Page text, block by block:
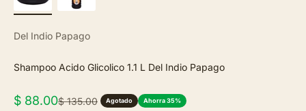
Del Indio Papago
Shampoo Acido Glicolico 1.1 L Del Indio Papago
Precio de oferta
$ 88.00Precio normal
$ 135.00 Agotado Ahorra 35%